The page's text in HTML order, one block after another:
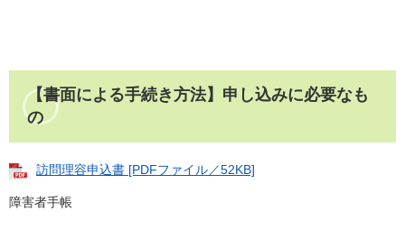
【書面による手続き方法】申し込みに必要なも
の
訪問理容申込書 [PDFファイル／52KB]
障害者手帳